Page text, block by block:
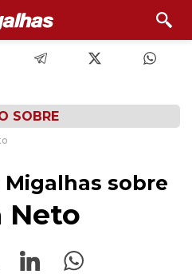
SOBRE
Migalhas sobre
Neto